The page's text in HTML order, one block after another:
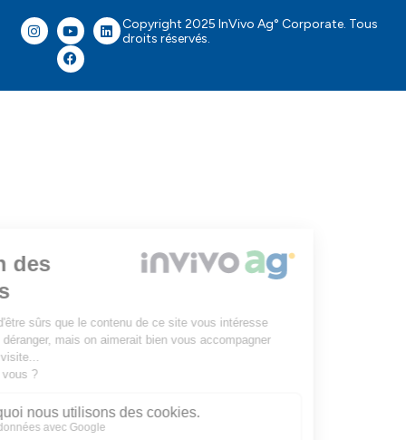
Copyright 2025 InVivo Ag° Corporate. Tous
droits réservés.